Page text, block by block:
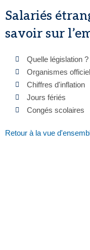
Salariés
savoir sur
Quelle législation ?
Organismes
Chiffres d'inflation
Jours fériés
Congés scolaires
Retour à la vue